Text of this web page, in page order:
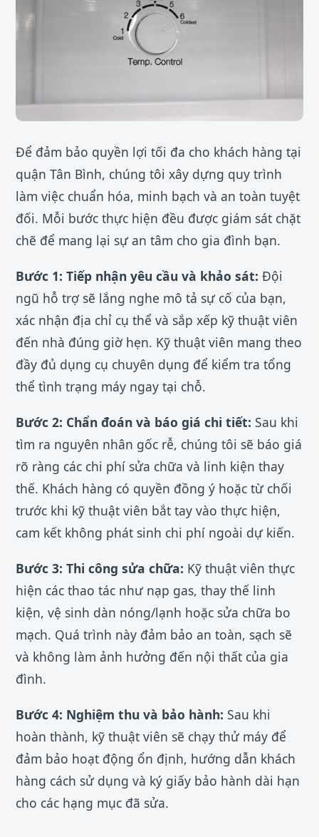
Để đảm bảo quyền lợi tối đa cho khách hàng tại
quận Tân Bình, chúng tôi xây dựng quy trình
làm việc chuẩn hóa, minh bạch và an toàn tuyệt
đối. Mỗi bước thực hiện đều được giám sát chặt
chẽ để mang lại sự an tâm cho gia đình bạn.
Bước 1: Tiếp nhận yêu cầu và khảo sát: Đội
ngũ hỗ trợ sẽ lắng nghe mô tả sự cố của bạn,
xác nhận địa chỉ cụ thể và sắp xếp kỹ thuật viên
đến nhà đúng giờ hẹn. Kỹ thuật viên mang theo
đầy đủ dụng cụ chuyên dụng để kiểm tra tổng
thể tình trạng máy ngay tại chỗ.
Bước 2: Chẩn đoán và báo giá chi tiết: Sau khi
tìm ra nguyên nhân gốc rễ, chúng tôi sẽ báo giá
rõ ràng các chi phí sửa chữa và linh kiện thay
thế. Khách hàng có quyền đồng ý hoặc từ chối
trước khi kỹ thuật viên bắt tay vào thực hiện,
cam kết không phát sinh chi phí ngoài dự kiến.
Bước 3: Thi công sửa chữa: Kỹ thuật viên thực
hiện các thao tác như nạp gas, thay thế linh
kiện, vệ sinh dàn nóng/lạnh hoặc sửa chữa bo
mạch. Quá trình này đảm bảo an toàn, sạch sẽ
và không làm ảnh hưởng đến nội thất của gia
đình.
Bước 4: Nghiệm thu và bảo hành: Sau khi
hoàn thành, kỹ thuật viên sẽ chạy thử máy để
đảm bảo hoạt động ổn định, hướng dẫn khách
hàng cách sử dụng và ký giấy bảo hành dài hạn
cho các hạng mục đã sửa.